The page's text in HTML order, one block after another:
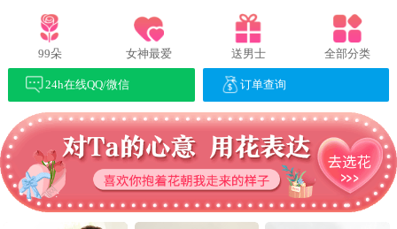
99朵 女神最爱 送男士 全部分类
24h在线QQ/微信 订单查询